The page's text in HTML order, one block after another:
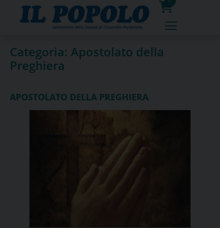
0
prodotti
Categoria: Apostolato della
Preghiera
APOSTOLATO DELLA PREGHIERA